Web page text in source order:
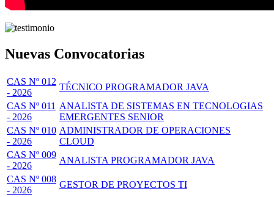
Nuevas Convocatorias
CAS Nº 012
- 2026
TÉCNICO PROGRAMADOR JAVA
CAS Nº 011
- 2026
ANALISTA DE SISTEMAS EN TECNOLOGIAS
EMERGENTES SENIOR
CAS Nº 010
- 2026
ADMINISTRADOR DE OPERACIONES
CLOUD
CAS Nº 009
- 2026
ANALISTA PROGRAMADOR JAVA
CAS Nº 008
- 2026
GESTOR DE PROYECTOS TI